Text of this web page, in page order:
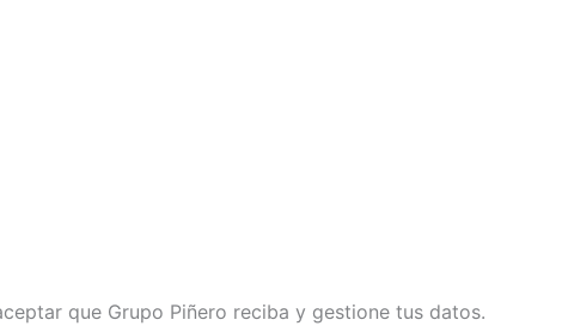
que Grupo Piñero reciba y gestione tus datos.